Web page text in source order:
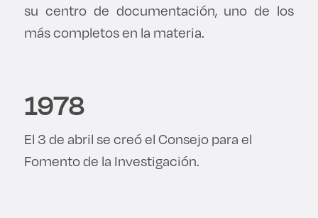
Derecho
Becas
Sustentabilidad
su centro de documentación, uno de los
más completos en la materia.
1978
El 3 de abril se creó el Consejo para el
Fomento de la Investigación.